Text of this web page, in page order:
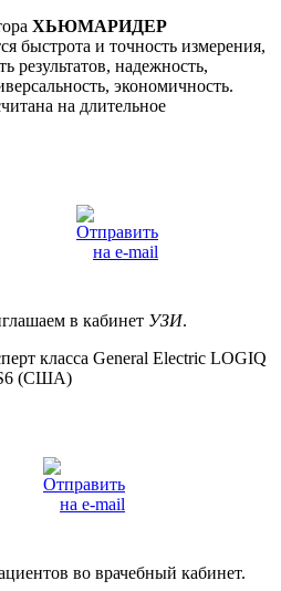
ХЬЮМАРИДЕР
быстрота и точность измерения,
результатов, надежность,
экономичность.
на длительное
в кабинет УЗИ.
класса General Electric LOGIQ
(США)
во врачебный кабинет.